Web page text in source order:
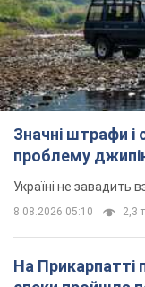
Україні не завадить
8.08.2026 05:10 2,3
На Прикарпатті
спеки пройшла
дороги
Відео
Негода накрила
за газ через